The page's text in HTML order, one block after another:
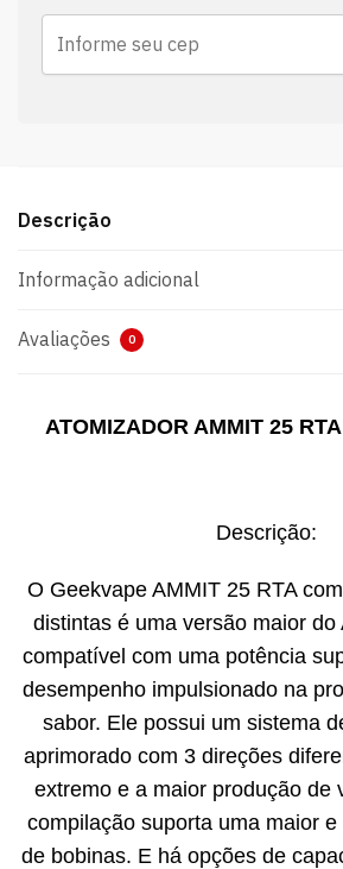
Descrição
Informação adicional
Avaliações 0
ATOMIZADOR AMMIT 25
Descrição:
O Geekvape AMMIT 25 RTA
distintas é uma versão maior do
compatível com uma potência
desempenho impulsionado na
sabor. Ele possui um sistema
aprimorado com 3 direções
extremo e a maior produção de
compilação suporta uma maior
de bobinas. E há opções de